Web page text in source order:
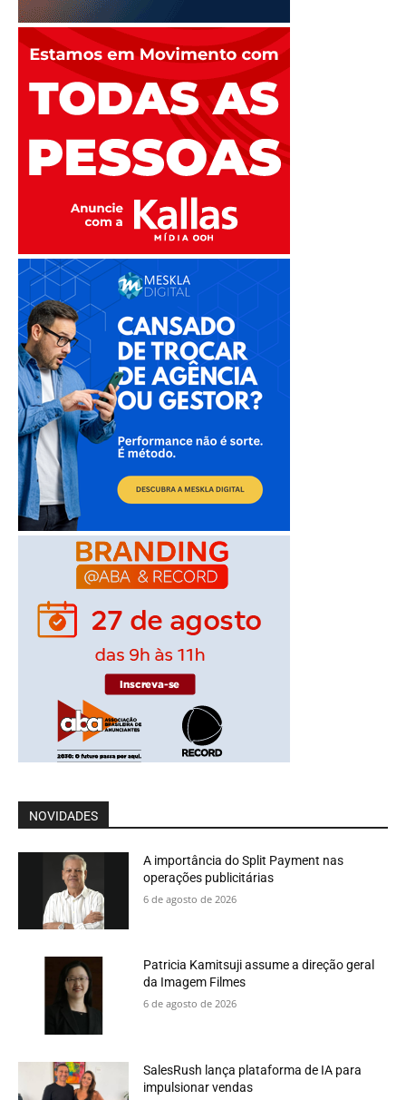
NOVIDADES
A importância do Split Payment nas
operações publicitárias
6 de agosto de 2026
Patricia Kamitsuji assume a direção geral
da Imagem Filmes
6 de agosto de 2026
SalesRush lança plataforma de IA para
impulsionar vendas